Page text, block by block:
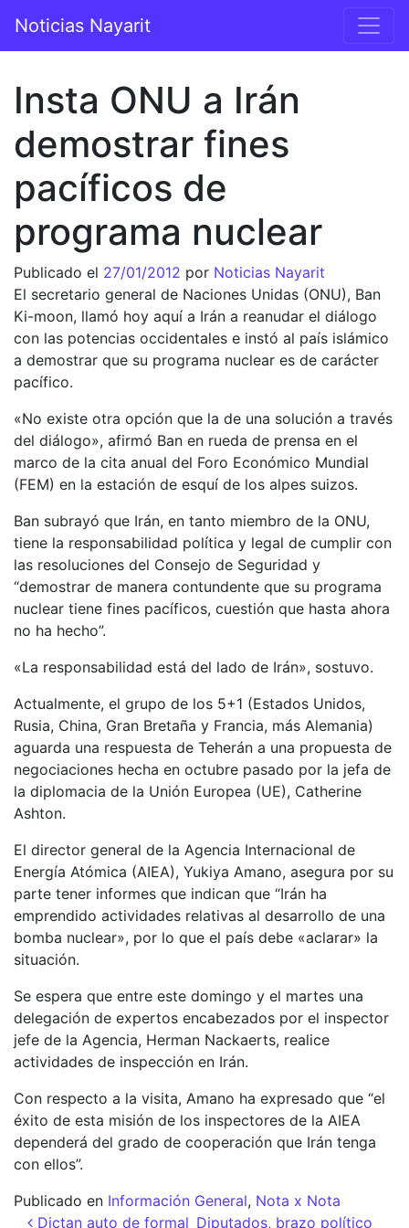
Navegación principal
Noticias Nayarit
Insta ONU a Irán
demostrar fines
pacíficos de
programa nuclear
Publicado el 27/01/2012 por Noticias Nayarit
El secretario general de Naciones Unidas (ONU), Ban
Ki-moon, llamó hoy aquí a Irán a reanudar el diálogo
con las potencias occidentales e instó al país islámico
a demostrar que su programa nuclear es de carácter
pacífico.
«No existe otra opción que la de una solución a través
del diálogo», afirmó Ban en rueda de prensa en el
marco de la cita anual del Foro Económico Mundial
(FEM) en la estación de esquí de los alpes suizos.
Ban subrayó que Irán, en tanto miembro de la ONU,
tiene la responsabilidad política y legal de cumplir con
las resoluciones del Consejo de Seguridad y
“demostrar de manera contundente que su programa
nuclear tiene fines pacíficos, cuestión que hasta ahora
no ha hecho”.
«La responsabilidad está del lado de Irán», sostuvo.
Actualmente, el grupo de los 5+1 (Estados Unidos,
Rusia, China, Gran Bretaña y Francia, más Alemania)
aguarda una respuesta de Teherán a una propuesta de
negociaciones hecha en octubre pasado por la jefa de
la diplomacia de la Unión Europea (UE), Catherine
Ashton.
El director general de la Agencia Internacional de
Energía Atómica (AIEA), Yukiya Amano, asegura por su
parte tener informes que indican que “Irán ha
emprendido actividades relativas al desarrollo de una
bomba nuclear», por lo que el país debe «aclarar» la
situación.
Se espera que entre este domingo y el martes una
delegación de expertos encabezados por el inspector
jefe de la Agencia, Herman Nackaerts, realice
actividades de inspección en Irán.
Con respecto a la visita, Amano ha expresado que “el
éxito de esta misión de los inspectores de la AIEA
dependerá del grado de cooperación que Irán tenga
con ellos”.
Publicado en Información General, Nota x Nota
Dictan auto de formal Diputados, brazo político